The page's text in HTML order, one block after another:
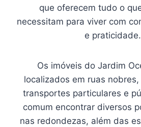
que oferecem tudo o
necessitam para viver com
e praticidade.
Os imóveis do Jardim
localizados em ruas
transportes particulares e
comum encontrar diversos
nas redondezas, além das